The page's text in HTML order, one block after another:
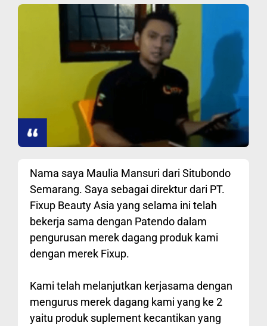
Nama saya Maulia Mansuri dari Situbondo
Semarang. Saya sebagai direktur dari PT.
Fixup Beauty Asia yang selama ini telah
bekerja sama dengan Patendo dalam
pengurusan merek dagang produk kami
dengan merek Fixup.
Kami telah melanjutkan kerjasama dengan
mengurus merek dagang kami yang ke 2
yaitu produk suplement kecantikan yang